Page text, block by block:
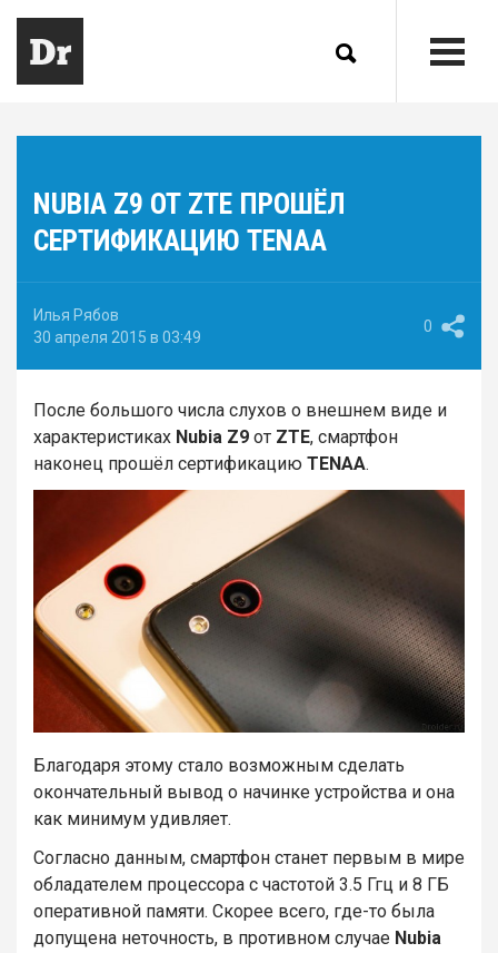
NUBIA Z9 ОТ ZTE ПРОШЁЛ
СЕРТИФИКАЦИЮ TENAA
Илья Рябов
30 апреля 2015 в 03:49
0
После большого числа слухов о внешнем виде и
характеристиках Nubia Z9 от ZTE, смартфон
наконец прошёл сертификацию TENAA.
Благодаря этому стало возможным сделать
окончательный вывод о начинке устройства и она
как минимум удивляет.
Согласно данным, смартфон станет первым в мире
обладателем процессора с частотой 3.5 Ггц и 8 ГБ
оперативной памяти. Скорее всего, где-то была
допущена неточность, в противном случае Nubia